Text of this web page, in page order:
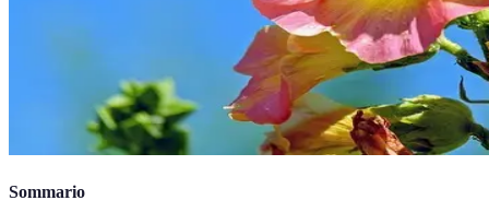
Sommario